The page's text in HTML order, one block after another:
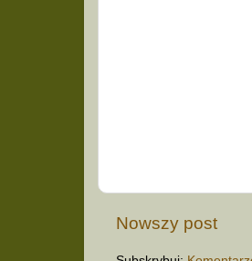
Nowszy post